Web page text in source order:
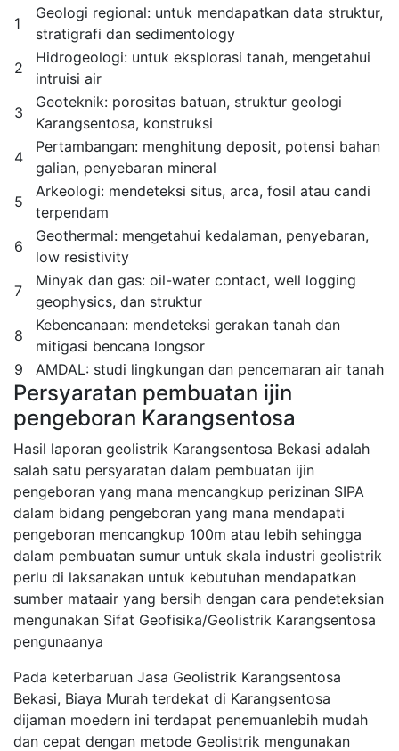
1
Geologi regional: untuk mendapatkan data struktur,
stratigrafi dan sedimentology
2
Hidrogeologi: untuk eksplorasi tanah, mengetahui
intruisi air
3
Geoteknik: porositas batuan, struktur geologi
Karangsentosa, konstruksi
4
Pertambangan: menghitung deposit, potensi bahan
galian, penyebaran mineral
5
Arkeologi: mendeteksi situs, arca, fosil atau candi
terpendam
6
Geothermal: mengetahui kedalaman, penyebaran,
low resistivity
7
Minyak dan gas: oil-water contact, well logging
geophysics, dan struktur
8
Kebencanaan: mendeteksi gerakan tanah dan
mitigasi bencana longsor
9
AMDAL: studi lingkungan dan pencemaran air tanah
Persyaratan pembuatan ijin
pengeboran Karangsentosa
Hasil laporan geolistrik Karangsentosa Bekasi adalah
salah satu persyaratan dalam pembuatan ijin
pengeboran yang mana mencangkup perizinan SIPA
dalam bidang pengeboran yang mana mendapati
pengeboran mencangkup 100m atau lebih sehingga
dalam pembuatan sumur untuk skala industri geolistrik
perlu di laksanakan untuk kebutuhan mendapatkan
sumber mataair yang bersih dengan cara pendeteksian
mengunakan Sifat Geofisika/Geolistrik Karangsentosa
pengunaanya
Pada keterbaruan Jasa Geolistrik Karangsentosa
Bekasi, Biaya Murah terdekat di Karangsentosa
dijaman moedern ini terdapat penemuanlebih mudah
dan cepat dengan metode Geolistrik mengunakan